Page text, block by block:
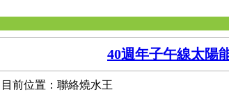
40週年子午線太陽
目前位置：聯絡燒水王